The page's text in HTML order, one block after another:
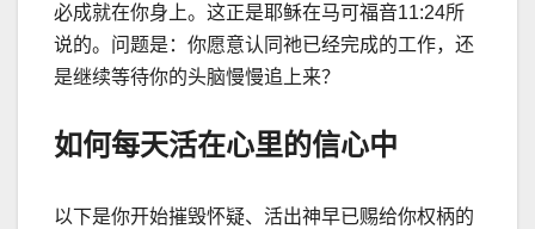
必成就在你身上。这正是耶稣在马可福音11:24所
说的。问题是：你愿意认同祂已经完成的工作，还
是继续等待你的头脑慢慢追上来？
如何每天活在心里的信心中
以下是你开始摧毁怀疑、活出神早已赐给你权柄的